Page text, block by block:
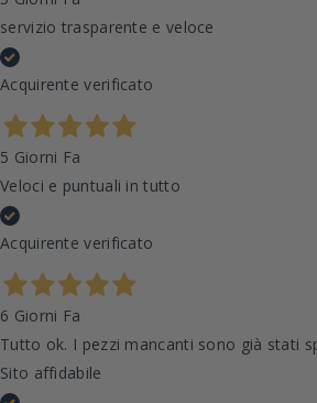
servizio trasparente e veloce
Acquirente verificato
5 Giorni Fa
Veloci e puntuali in tutto
Acquirente verificato
6 Giorni Fa
Tutto ok. I pezzi mancanti sono già stati
Sito affidabile